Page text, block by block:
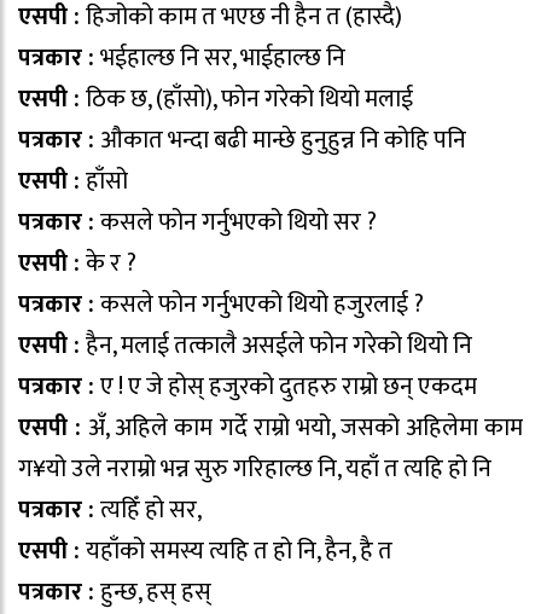
एसपी :हिजोको काम त भएछ नी हैन त (हास्दै)
पत्रकार :भईहाल्छ नि सर, भाईहाल्छ नि
एसपी :ठिक छ, (हाँसो), फोन गरेको थियो मलाई
पत्रकार : औकात भन्दा बढी मान्छे हुनुहुन्न नि कोहि पनि
एसपी :हाँसो
पत्रकार :कसले फोन गर्नुभएको थियो सर ?
एसपी :के र ?
पत्रकार :कसले फोन गर्नुभएको थियो हजुरलाई ?
एसपी :हैन, मलाई तत्कालै असईले फोन गरेको थियो नि
पत्रकार :ए ! ए जे होस् हजुरको दुतहरु राम्रो छन् एकदम
एसपी :अँ, अहिले काम गर्दे राम्रो भयो, जसको अहिलेमा काम
ग¥यो उले नराम्रो भन्न सुरु गरिहाल्छ नि, यहाँ त त्यहि हो नि
पत्रकार :त्यहिँ हो सर,
एसपी :यहाँको समस्य त्यहि त हो नि, हैन, है त
पत्रकार :हुन्छ, हस् हस्